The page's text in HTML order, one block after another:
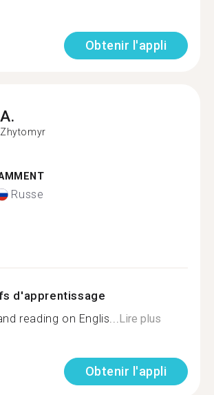
Obtenir l'appli
A.
Zhytomyr
Russe
d'apprentissage
reading on Englis... Lire plus
Obtenir l'appli